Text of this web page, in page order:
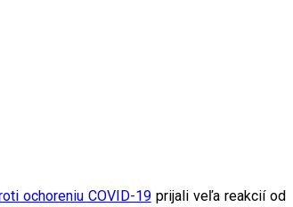
ochoreniu COVID-19prijali veľa reakcií od